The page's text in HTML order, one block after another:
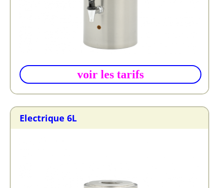
voir les tarifs
Electrique 6L